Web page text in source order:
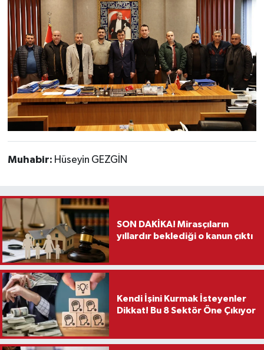
Muhabir: Hüseyin GEZGİN
SON DAKİKA! Mirasçıların
yıllardır beklediği o kanun çıktı
Kendi İşini Kurmak İsteyenler
Dikkat! Bu 8 Sektör Öne Çıkıyor